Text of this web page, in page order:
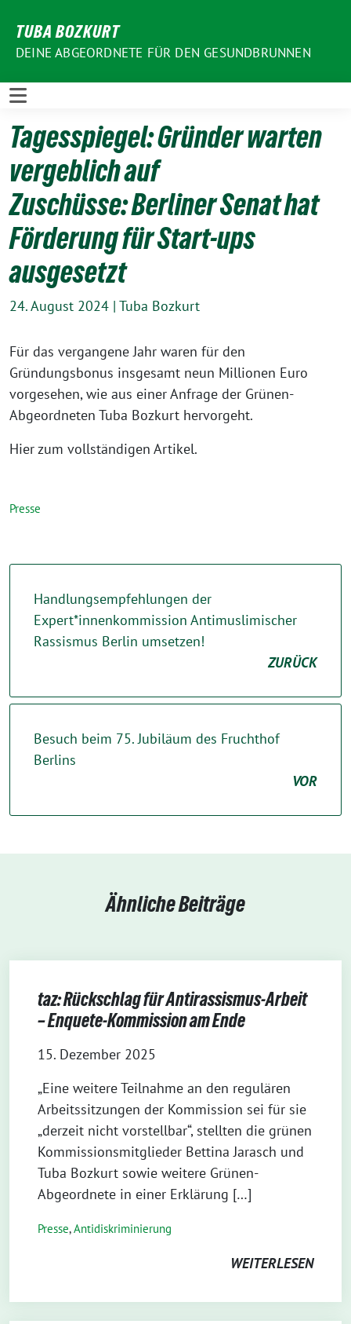
zum
Inhalt
TUBA BOZKURT
DEINE ABGEORDNETE FÜR DEN GESUNDBRUNNEN
Tagesspiegel: Gründer warten
vergeblich auf
Zuschüsse: Berliner Senat hat
Förderung für Start-ups
ausgesetzt
24. August 2024 | Tuba Bozkurt
Für das vergangene Jahr waren für den
Gründungsbonus insgesamt neun Millionen Euro
vorgesehen, wie aus einer Anfrage der Grünen-
Abgeordneten Tuba Bozkurt hervorgeht.
Hier zum vollständigen Artikel.
Presse
Handlungsempfehlungen der
Expert*innenkommission Antimuslimischer
Rassismus Berlin umsetzen!
ZURÜCK
Besuch beim 75. Jubiläum des Fruchthof
Berlins
VOR
Ähnliche Beiträge
taz: Rückschlag für Antirassismus-Arbeit
– Enquete-Kommission am Ende
15. Dezember 2025
„Eine weitere Teilnahme an den regulären
Arbeitssitzungen der Kommission sei für sie
„derzeit nicht vorstellbar“, stellten die grünen
Kommissionsmitglieder Bettina Jarasch und
Tuba Bozkurt sowie weitere Grünen-
Abgeordnete in einer Erklärung […]
Presse,Antidiskriminierung
WEITERLESEN